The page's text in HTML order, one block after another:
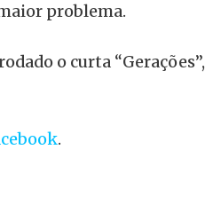
problema.
o curta “Gerações”,
.